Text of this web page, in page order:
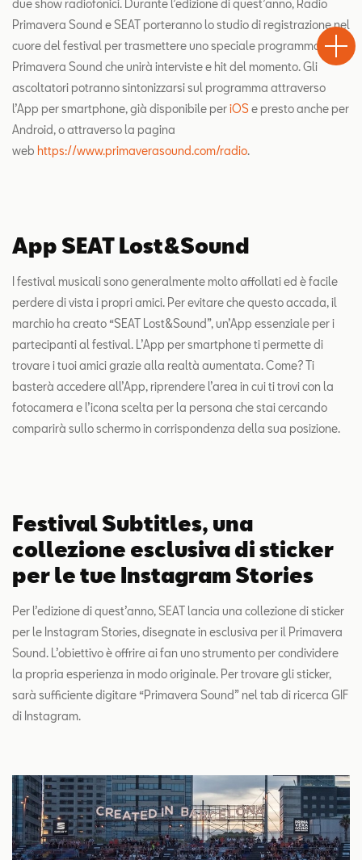
due show radiofonici. Durante l’edizione di quest’anno, Radio
Primavera Sound e SEAT porteranno lo studio di registrazione nel
cuore del festival per trasmettere uno speciale programma
Primavera Sound che unirà interviste e hit del momento. Gli
ascoltatori potranno sintonizzarsi sul programma attraverso
l’App per smartphone, già disponibile periOSe presto anche per
Android, o attraverso la pagina
web https://www.primaverasound.com/radio.
App SEAT Lost&Sound
I festival musicali sono generalmente molto affollati ed è facile
perdere di vista i propri amici. Per evitare che questo accada, il
marchio ha creato “SEAT Lost&Sound”, un’App essenziale per i
partecipanti al festival. L’App per smartphone ti permette di
trovare i tuoi amici grazie alla realtà aumentata. Come? Ti
basterà accedere all’App, riprendere l’area in cui ti trovi con la
fotocamera e l’icona scelta per la persona che stai cercando
comparirà sullo schermo in corrispondenza della sua posizione.
Festival Subtitles, una
collezione esclusiva di sticker
per le tue Instagram Stories
Per l’edizione di quest’anno, SEAT lancia una collezione di sticker
per le Instagram Stories, disegnate in esclusiva per il Primavera
Sound. L’obiettivo è offrire ai fan uno strumento per condividere
la propria esperienza in modo originale. Per trovare gli sticker,
sarà sufficiente digitare “Primavera Sound” nel tab di ricerca GIF
di Instagram.
Drive
Chiama